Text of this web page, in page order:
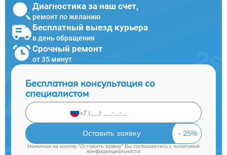
Диагностика за наш счет,
ремонт по желанию
Бесплатный выезд курьера
в день обращения
Срочный ремонт
от 35 минут
Бесплатная консультация со
специалистом
Оставить заявку
Нажимая на кнопку "Оставить заявку" Вы соглашаетесь cполитикой
конфиденциальности